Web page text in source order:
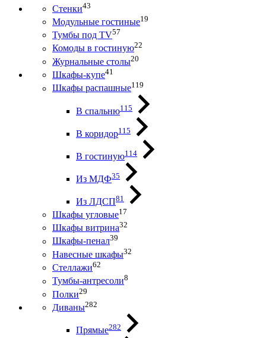
Стенки43
Модульные гостиные19
Тумбы под ТV57
Комоды в гостиную22
Журнальные столы20
Шкафы-купе41
Шкафы распашные119
В спальню115
В коридор115
В гостиную114
Из МДФ35
Из ЛДСП81
Шкафы угловые17
Шкафы витрина32
Шкафы-пенал39
Навесные шкафы32
Стеллажи62
Тумбы-антресоли8
Полки29
Диваны282
Прямые282